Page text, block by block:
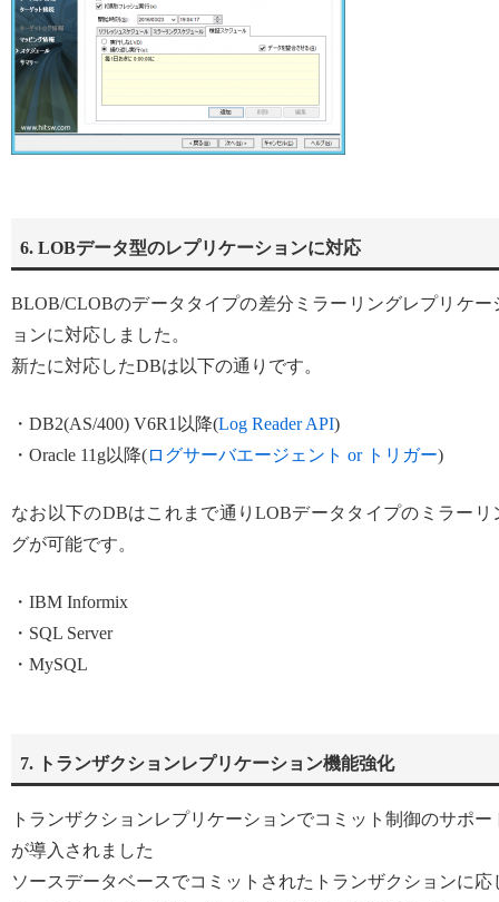
6. LOBデータ型のレプリケーションに対応
BLOB/CLOBのデータタイプの差分ミラーリングレプリケー
ョンに対応しました。
新たに対応したDBは以下の通りです。
・DB2(AS/400) V6R1以降(Log Reader API)
・Oracle 11g以降(ログサーバエージェント or トリガー)
なお以下のDBはこれまで通りLOBデータタイプのミラーリ
グが可能です。
・IBM Informix
・SQL Server
・MySQL
7. トランザクションレプリケーション機能強化
トランザクションレプリケーションでコミット制御のサポー
が導入されました
ソースデータベースでコミットされたトランザクションに応